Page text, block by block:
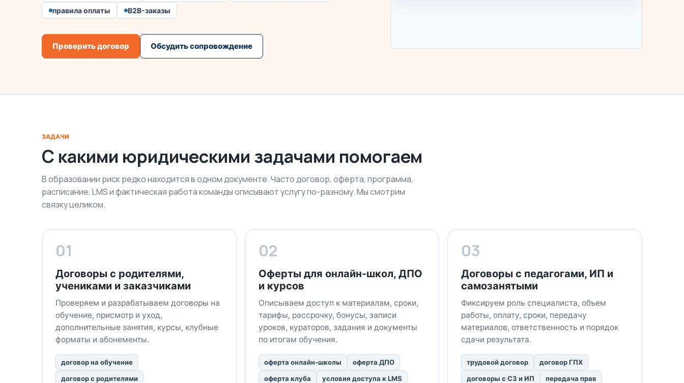
правила оплаты
B2B-заказы
Проверить договор Обсудить сопровождение
ЗАДАЧИ
С какими юридическими задачами помогаем
В образовании риск редко находится в одном документе. Часто договор, оферта, программа,
расписание, LMS и фактическая работа команды описывают услугу по-разному. Мы смотрим
связку целиком.
01
Договоры с родителями,
учениками и заказчиками
Проверяем и разрабатываем договоры на
обучение, присмотр и уход,
дополнительные занятия, курсы, клубные
форматы и абонементы.
договор на обучение
договор с родителями
02
Оферты для онлайн-школ, ДПО
и курсов
Описываем доступ к материалам, сроки,
тарифы, рассрочку, бонусы, записи
уроков, кураторов, задания и документы
по итогам обучения.
оферта онлайн-школы
оферта ДПО
оферта клуба
условия доступа к LMS
03
Договоры с педагогами, ИП и
самозанятыми
Фиксируем роль специалиста, объем
работы, оплату, сроки, передачу
материалов, ответственность и порядок
сдачи результата.
трудовой договор
договор ГПХ
договоры с СЗ и ИП
передача прав